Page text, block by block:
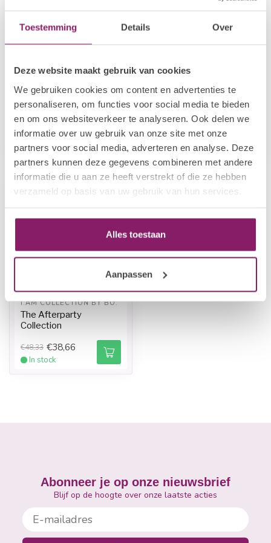
Toestemming Details Over
Deze website maakt gebruik van cookies
We gebruiken cookies om content en advertenties te
personaliseren, om functies voor social media te bieden
en om ons websiteverkeer te analyseren. Ook delen we
informatie over uw gebruik van onze site met onze
partners voor social media, adverteren en analyse. Deze
partners kunnen deze gegevens combineren met andere
informatie die u aan ze heeft verstrekt of die ze hebben
verzameld op basis van uw gebruik van hun services.
Alles toestaan
Aanpassen
I.AM COLLECTION BY BO.
Cat Eye Collection
€48,33
In stock
I.AM COLLECTION BY BO.
Autumn Brews
Collection
€48,33 €38,66
In stock
-20%
I.AM COLLECTION BY BO.
The Afterparty
Collection
€48,33 €38,66
In stock
Abonneer je op onze nieuwsbrief
Blijf op de hoogte over onze laatste acties
E-mailadres